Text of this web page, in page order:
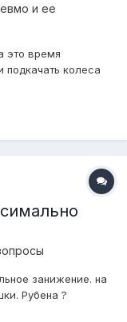
и ее
это время
подкачать колеса
занижение. на
Рубена ?